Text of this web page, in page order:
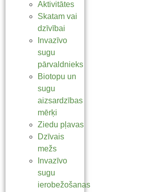
Aktivitātes
Skatam vai
dzīvībai
Invazīvo
sugu
pārvaldnieks
Biotopu un
sugu
aizsardzības
mērķi
Ziedu pļavas
Dzīvais
mežs
Invazīvo
sugu
ierobežošanas